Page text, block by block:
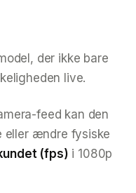
der ikke bare
live.
feed kan den
eller ændre fysiske
(fps) i 1080p